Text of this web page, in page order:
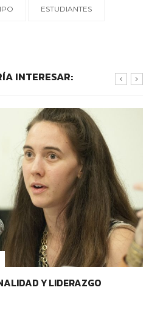
ESTUDIANTES
INTERESAR:
Y LIDERAZGO